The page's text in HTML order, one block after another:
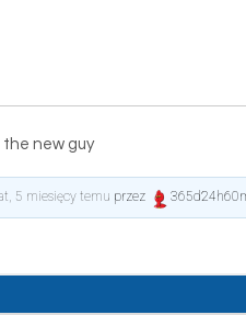
the new guy
5 miesięcy temu przez